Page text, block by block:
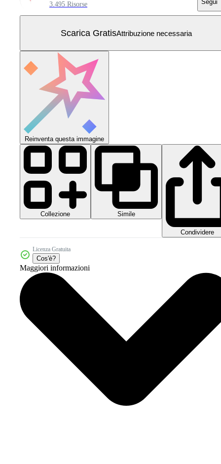
3.495 Risorse Segui
Scarica GratisAttribuzione necessaria
Reinventa questa immagine
Collezione Simile
Condividere
Licenza Gratuita
Cos'è?
Maggiori informazioni